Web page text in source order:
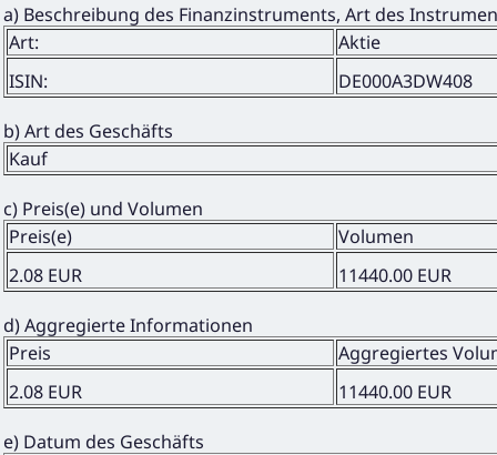
a) Beschreibung des Finanzinstruments, Art des
Art:
Aktie
ISIN:
DE000A3DW408
b) Art des Geschäfts
Kauf
c) Preis(e) und Volumen
Preis(e)
Volumen
2.08 EUR
11440.00 EUR
d) Aggregierte Informationen
Preis
Aggregiertes
2.08 EUR
11440.00 EUR
e) Datum des Geschäfts